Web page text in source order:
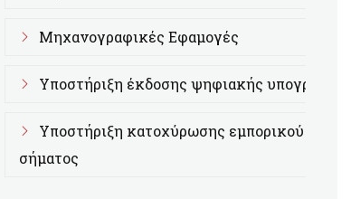
Μηχανογραφικές Εφαμογές
Υποστήριξη έκδοσης ψηφιακής υπογραφής
Υποστήριξη κατοχύρωσης εμπορικού
σήματος